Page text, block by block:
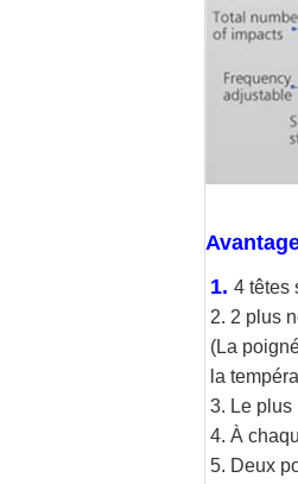
1. 4 têtes
2. 2 plus
(La
la
3. Le plus
4. À
5. Deux